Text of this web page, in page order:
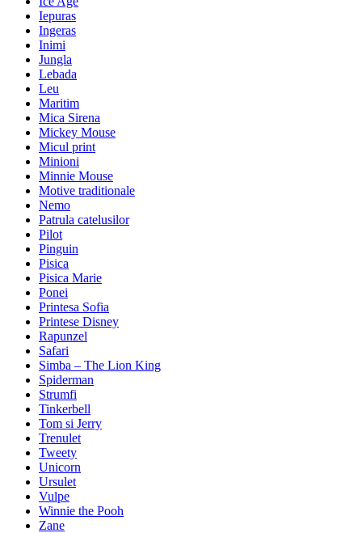
Iepuras
Ingeras
Inimi
Jungla
Lebada
Leu
Maritim
Mica Sirena
Mickey Mouse
Micul print
Minioni
Minnie Mouse
Motive traditionale
Nemo
Patrula catelusilor
Pilot
Pinguin
Pisica
Pisica Marie
Ponei
Printesa Sofia
Printese Disney
Rapunzel
Safari
Simba – The Lion King
Spiderman
Strumfi
Tinkerbell
Tom si Jerry
Trenulet
Tweety
Unicorn
Ursulet
Vulpe
Winnie the Pooh
Zane